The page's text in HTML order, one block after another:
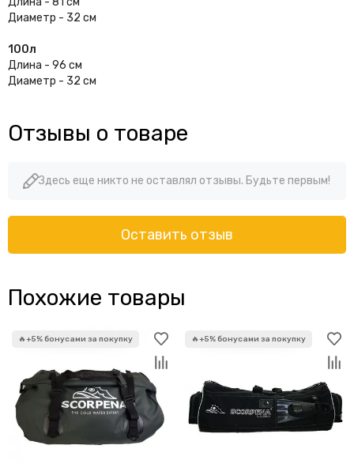
Диаметр - 32 см
100л
Длина - 96 см
Диаметр - 32 см
Отзывы о товаре
Здесь еще никто не оставлял отзывы. Будьте первым!
Оставить отзыв
Похожие товары